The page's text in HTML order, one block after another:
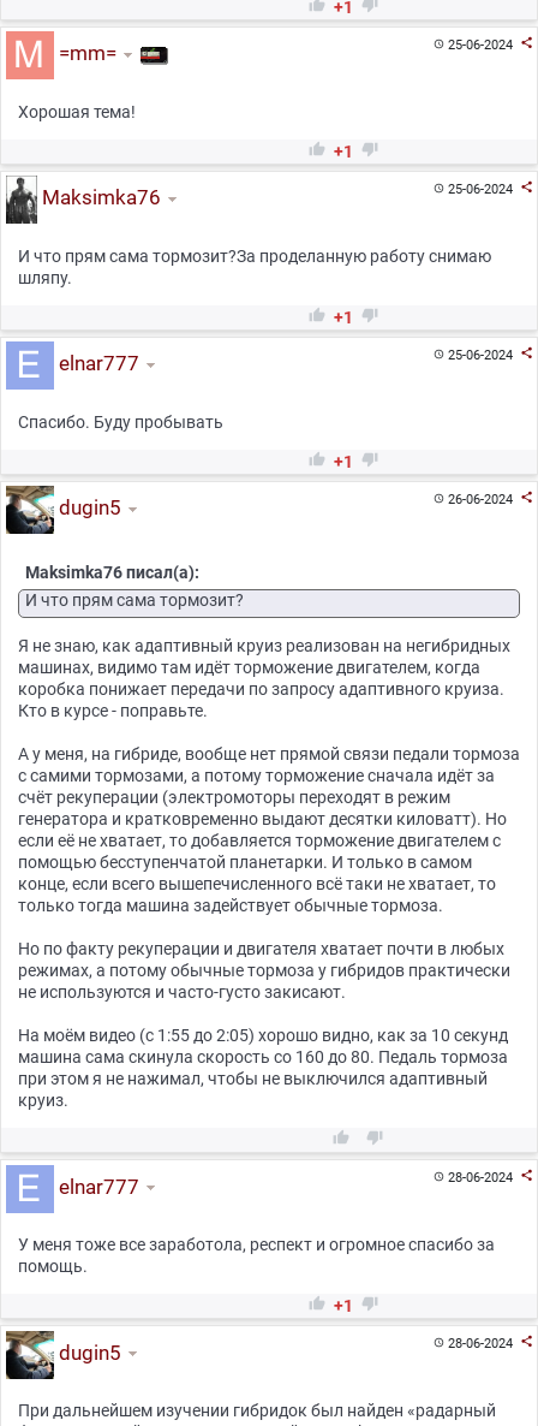
 +1 
25-06-2024 
=mm=
Хорошая тема!
 +1 
25-06-2024 
Maksimka76
И что прям сама тормозит?За проделанную работу снимаю
шляпу.
 +1 
25-06-2024 
elnar777
Спасибо. Буду пробывать
 +1 
26-06-2024 
dugin5
Maksimka76 писал(а):
И что прям сама тормозит?
Я не знаю, как адаптивный круиз реализован на негибридных
машинах, видимо там идёт торможение двигателем, когда
коробка понижает передачи по запросу адаптивного круиза.
Кто в курсе - поправьте.
А у меня, на гибриде, вообще нет прямой связи педали тормоза
с самими тормозами, а потому торможение сначала идёт за
счёт рекуперации (электромоторы переходят в режим
генератора и кратковременно выдают десятки киловатт). Но
если её не хватает, то добавляется торможение двигателем с
помощью бесступенчатой планетарки. И только в самом
конце, если всего вышепечисленного всё таки не хватает, то
только тогда машина задействует обычные тормоза.
Но по факту рекуперации и двигателя хватает почти в любых
режимах, а потому обычные тормоза у гибридов практически
не используются и часто-густо закисают.
На моём видео (с 1:55 до 2:05) хорошо видно, как за 10 секунд
машина сама скинула скорость со 160 до 80. Педаль тормоза
при этом я не нажимал, чтобы не выключился адаптивный
круиз.
 
28-06-2024 
elnar777
У меня тоже все заработола, респект и огромное спасибо за
помощь.
 +1 
28-06-2024 
dugin5
При дальнейшем изучении гибридок был найден «радарный